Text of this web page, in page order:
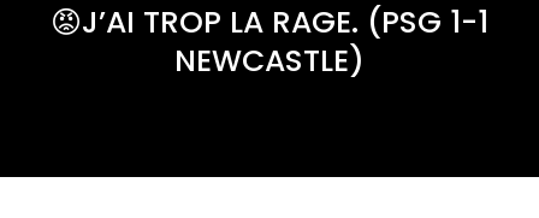
😡J’AI TROP LA RAGE. (PSG 1-1
NEWCASTLE)